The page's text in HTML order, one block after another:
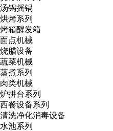
汤锅摇锅
烘烤系列
烤箱醒发箱
面点机械
烧腊设备
蔬菜机械
蒸煮系列
肉类机械
炉拼台系列
西餐设备系列
清洗净化消毒设备
水池系列